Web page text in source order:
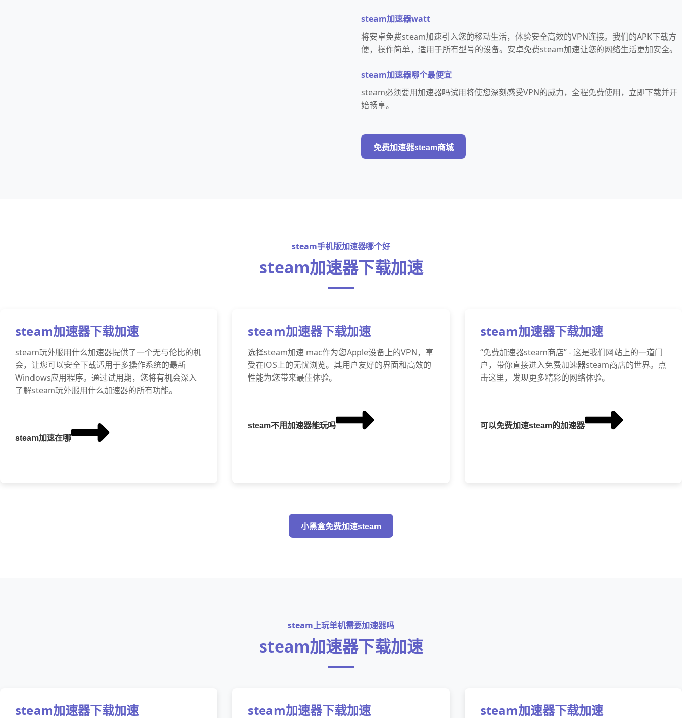
steam加速器watt
将安卓免费steam加速引入您的移动生活，体验安全高效的VPN连接。我们的APK下载方
便，操作简单，适用于所有型号的设备。安卓免费steam加速让您的网络生活更加安全。
steam加速器哪个最便宜
steam必须要用加速器吗试用将使您深刻感受VPN的威力，全程免费使用，立即下载并开
始畅享。
免费加速器steam商城
steam手机版加速器哪个好
steam加速器下载加速
steam加速器下载加速
steam玩外服用什么加速器提供了一个无与伦比的机
会，让您可以安全下载适用于多操作系统的最新
Windows应用程序。通过试用期，您将有机会深入
了解steam玩外服用什么加速器的所有功能。
steam加速在哪
steam加速器下载加速
选择steam加速 mac作为您Apple设备上的VPN，享
受在iOS上的无忧浏览。其用户友好的界面和高效的
性能为您带来最佳体验。
steam不用加速器能玩吗
steam加速器下载加速
“免费加速器steam商店” - 这是我们网站上的一道门
户，带你直接进入免费加速器steam商店的世界。点
击这里，发现更多精彩的网络体验。
可以免费加速steam的加速器
小黑盒免费加速steam
steam上玩单机需要加速器吗
steam加速器下载加速
steam加速器下载加速 steam加速器下载加速 steam加速器下载加速